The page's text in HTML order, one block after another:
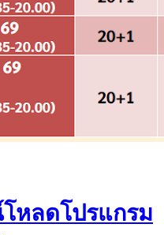
หลดโปรแกรม